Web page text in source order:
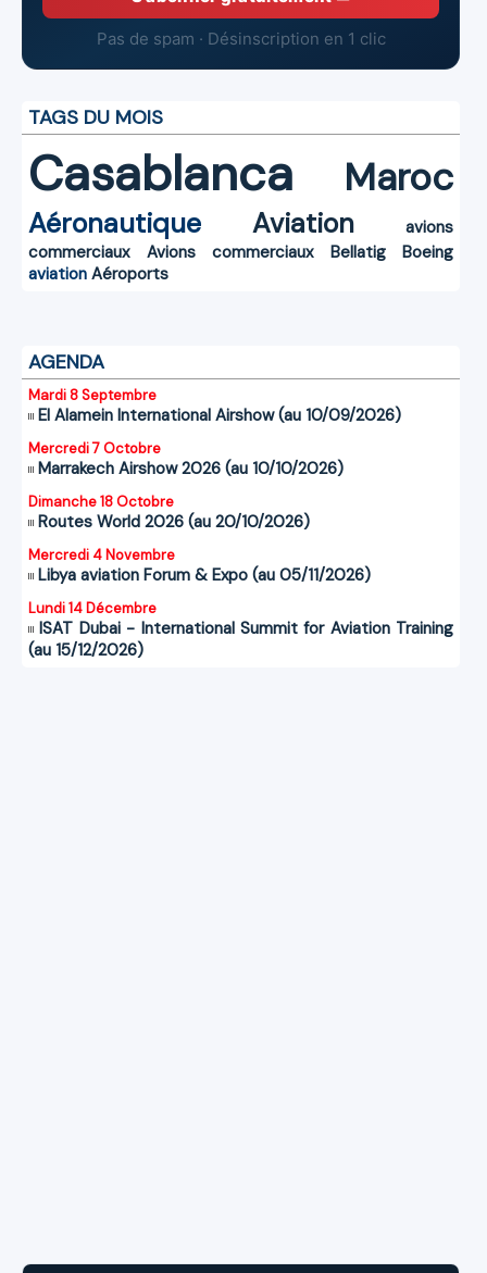
Pas de spam · Désinscription en 1 clic
TAGS DU MOIS
Casablanca Maroc
Aéronautique Aviation
avions
commerciaux
Avions commerciaux Bellatig
Boeing
aviation Aéroports
AGENDA
Mardi 8 Septembre
El Alamein International Airshow (au 10/09/2026)
Mercredi 7 Octobre
Marrakech Airshow 2026 (au 10/10/2026)
Dimanche 18 Octobre
Routes World 2026 (au 20/10/2026)
Mercredi 4 Novembre
Libya aviation Forum & Expo (au 05/11/2026)
Lundi 14 Décembre
ISAT Dubai - International Summit for Aviation Training
(au 15/12/2026)